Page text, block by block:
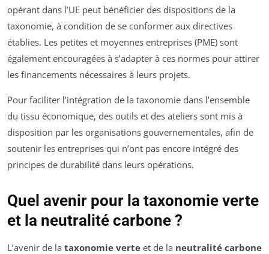
opérant dans l’UE peut bénéficier des dispositions de la
taxonomie, à condition de se conformer aux directives
établies. Les petites et moyennes entreprises (PME) sont
également encouragées à s’adapter à ces normes pour attirer
les financements nécessaires à leurs projets.
Pour faciliter l’intégration de la taxonomie dans l’ensemble
du tissu économique, des outils et des ateliers sont mis à
disposition par les organisations gouvernementales, afin de
soutenir les entreprises qui n’ont pas encore intégré des
principes de durabilité dans leurs opérations.
Quel avenir pour la taxonomie verte
et la neutralité carbone ?
L’avenir de la taxonomie verte et de la neutralité carbone